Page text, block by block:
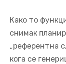
Како то
снимак
„референтна
кога се